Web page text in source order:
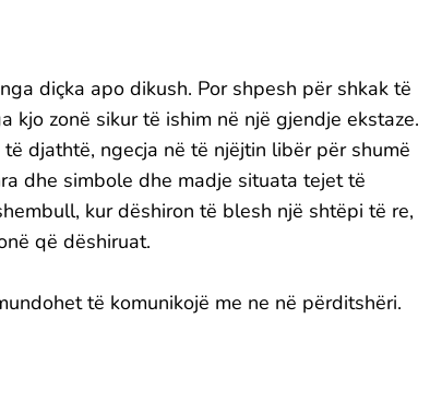
diçka apo dikush. Por shpesh për shkak të
zonë sikur të ishim në një gjendje ekstaze.
djathtë, ngecja në të njëjtin libër për shumë
dhe simbole dhe madje situata tejet të
kur dëshiron të blesh një shtëpi të re,
që dëshiruat.
të komunikojë me ne në përditshëri.